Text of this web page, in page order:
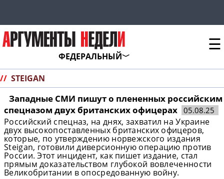
ФЕДЕРАЛЬНЫЙ
☰
// STEIGAN
Западные СМИ пишут о плененных российским
спецназом двух британских офицерах 05.08.25
Российский спецназ, на днях, захватил на Украине
двух высокопоставленных британских офицеров,
которые, по утверждению норвежского издания
Steigan, готовили диверсионную операцию против
России. Этот инцидент, как пишет издание, стал
прямым доказательством глубокой вовлеченности
Великобритании в опосредованную войну.